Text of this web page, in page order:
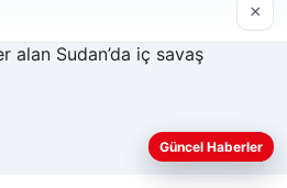
daha iyi anlayabilmek,
×
Güncel Haberler